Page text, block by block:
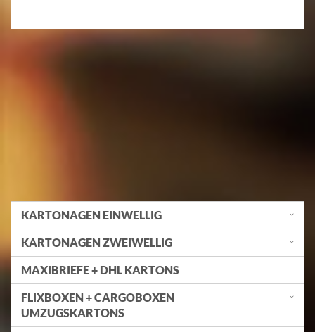
KARTONAGEN EINWELLIG
KARTONAGEN ZWEIWELLIG
MAXIBRIEFE + DHL KARTONS
FLIXBOXEN + CARGOBOXEN
UMZUGSKARTONS